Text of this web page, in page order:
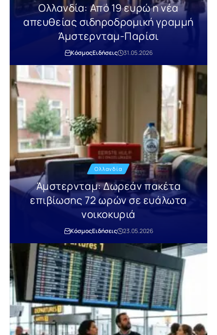
Ολλανδία: Από 19 ευρώ η νέα
απευθείας σιδηροδρομική γραμμή
Άμστερνταμ-Παρίσι
ΚόσμοςΕιδήσεις 31.05.2026
Ολλανδία
Άμστερνταμ: Δωρεάν πακέτα
επιβίωσης 72 ωρών σε ευάλωτα
νοικοκυριά
ΚόσμοςΕιδήσεις 23.05.2026